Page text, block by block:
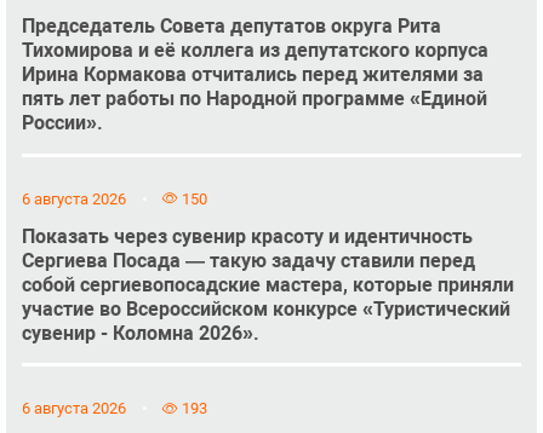
Председатель Совета депутатов округа Рита
Тихомирова и её коллега из депутатского корпуса
Ирина Кормакова отчитались перед жителями за
пять лет работы по Народной программе «Единой
России».
6 августа 2026 150
Показать через сувенир красоту и идентичность
Сергиева Посада — такую задачу ставили перед
собой сергиевопосадские мастера, которые приняли
участие во Всероссийском конкурсе «Туристический
сувенир - Коломна 2026».
6 августа 2026 193